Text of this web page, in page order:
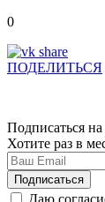
0
ПОДЕЛИТЬСЯ
Подписаться
Хотите раз в
Даю